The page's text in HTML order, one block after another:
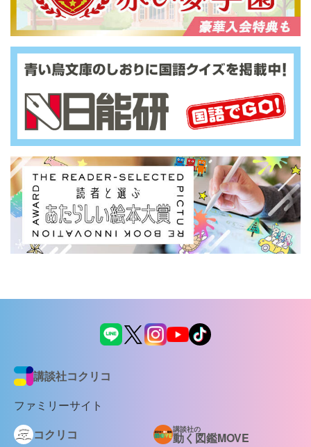
講談社コクリコ
ファミリーサイト
コクリコ
講談社の
動く図鑑MOVE